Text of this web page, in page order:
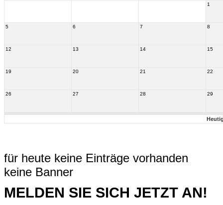
1
5 6 7 8
12 13 14 15
19 20 21 22
26 27 28 29
für heute keine Einträge vorhanden
keine Banner
MELDEN SIE SICH JETZT AN!